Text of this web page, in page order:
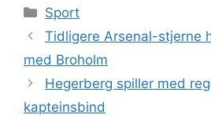
Kategorier
Sport
Tidligere Arsenal-stjerne
med Broholm
Hegerberg spiller med
kapteinsbind